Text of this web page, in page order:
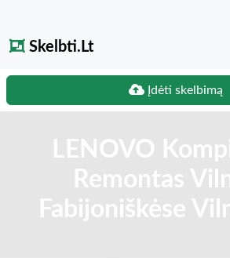
Skelbti.Lt
Įdėti skelbimą
LENOVO
Remontas
Fabijoniškėse